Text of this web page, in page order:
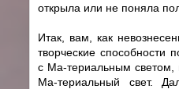
открыла или не поняла
Итак, вам, как
творческие способности
с Ма-териальным светом,
Ма-териальный свет.